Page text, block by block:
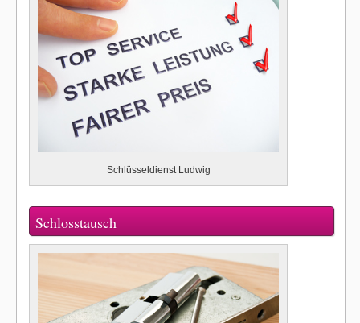
Schlüsseldienst Ludwig
Schlosstausch